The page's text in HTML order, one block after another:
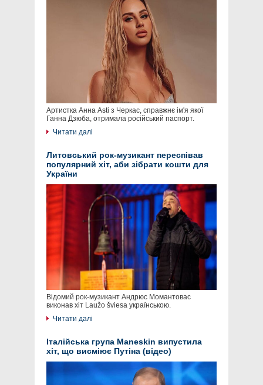
Артистка Анна Asti з Черкас, справжнє ім'я якої
Ганна Дзюба, отримала російський паспорт.
Читати далі
Литовський рок-музикант переспівав
популярний хіт, аби зібрати кошти для
України
Відомий рок-музикант Андрюс Момантовас
виконав хіт Laužo šviesa українською.
Читати далі
Італійська група Maneskin випустила
хіт, що висміює Путіна (відео)